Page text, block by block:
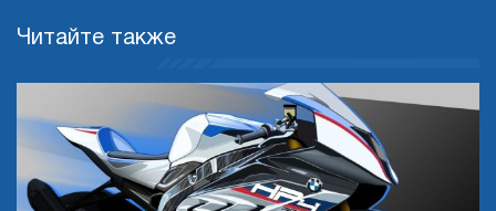
Читайте также